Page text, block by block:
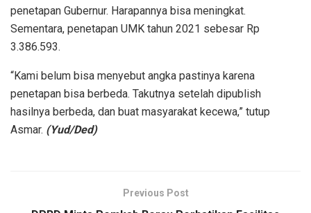
penetapan Gubernur. Harapannya bisa meningkat.
Sementara, penetapan UMK tahun 2021 sebesar Rp
3.386.593.
“Kami belum bisa menyebut angka pastinya karena
penetapan bisa berbeda. Takutnya setelah dipublish
hasilnya berbeda, dan buat masyarakat kecewa,” tutup
Asmar. (Yud/Ded)
Previous Post